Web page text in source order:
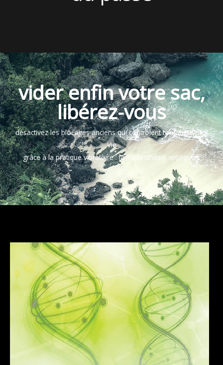
vider enfin votre sac,
libérez-vous
désactivez les blocages anciens qui contrôlent toujours votre
Vie
grâce à la pratique vibratoire : la Radiesthésie appliquée.